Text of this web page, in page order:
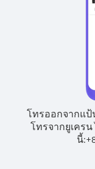
โทรออกจากแป้
โทรจากยูเคร
นี้:+